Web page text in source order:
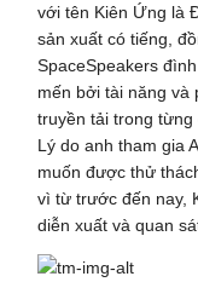
với tên Kiên Ứng là
sản xuất có tiếng,
SpaceSpeakers
mến bởi tài năng và
truyền tải trong từng
Lý do anh tham gia
muốn được thử
vì từ trước đến nay,
diễn xuất và quan